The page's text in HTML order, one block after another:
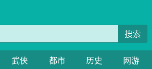
搜索
武侠 都市 历史
网游